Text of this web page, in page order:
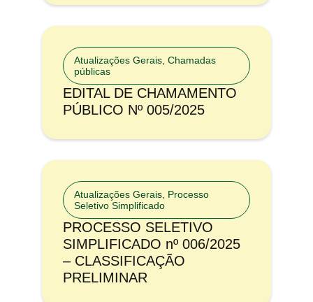
Atualizações Gerais Chamadas
públicas
EDITAL DE CHAMAMENTO
PÚBLICO Nº 005/2025
Atualizações Gerais Processo
Seletivo Simplificado
PROCESSO SELETIVO
SIMPLIFICADO nº 006/2025
– CLASSIFICAÇÃO
PRELIMINAR